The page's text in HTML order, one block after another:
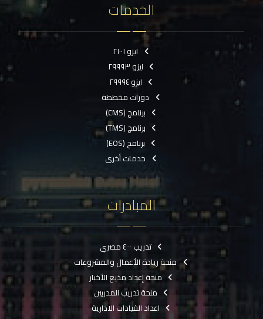
الخدمات
ايزو ٢١٠٠١
ايزو ٢٩٩٩٣
ايزو ٢٩٩٩٤
دورات مخططة
برنامج (CMS)
برنامج (TMS)
برنامج (EOS)
خدمات أخرى
المبادرات
تدريب ٤٠٠٠ مصري
منحة ريادة الأعمال والمشروعات
منحة إعداد مذيع الأخبار
منحة تدريب المدربين
اعداد القيادات الادارية